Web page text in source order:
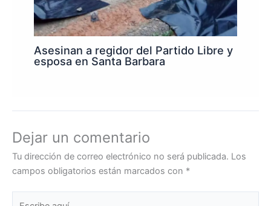
Asesinan a regidor del Partido Libre y
esposa en Santa Barbara
Dejar un comentario
Tu dirección de correo electrónico no será publicada. Los
campos obligatorios están marcados con *